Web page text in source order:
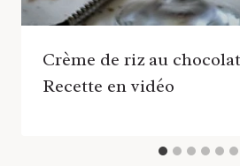
Crème de riz au
Recette en vidéo